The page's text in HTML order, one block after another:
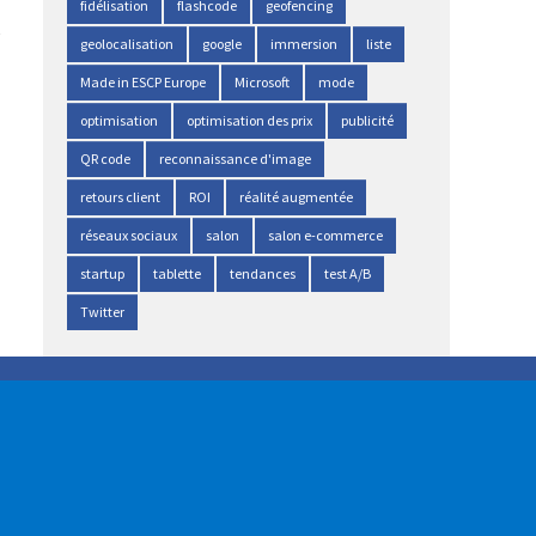
fidélisation flashcode geofencing
geolocalisation google immersion liste
Made in ESCP Europe Microsoft mode
optimisation optimisation des prix publicité
QR code reconnaissance d'image
retours client ROI réalité augmentée
réseaux sociaux salon salon e-commerce
startup tablette tendances test A/B
Twitter